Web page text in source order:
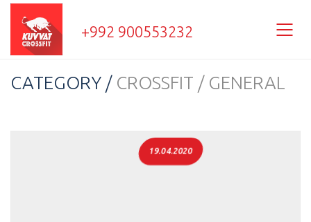
+992 900553232
CATEGORY / CROSSFIT / GENERAL
19.04.2020